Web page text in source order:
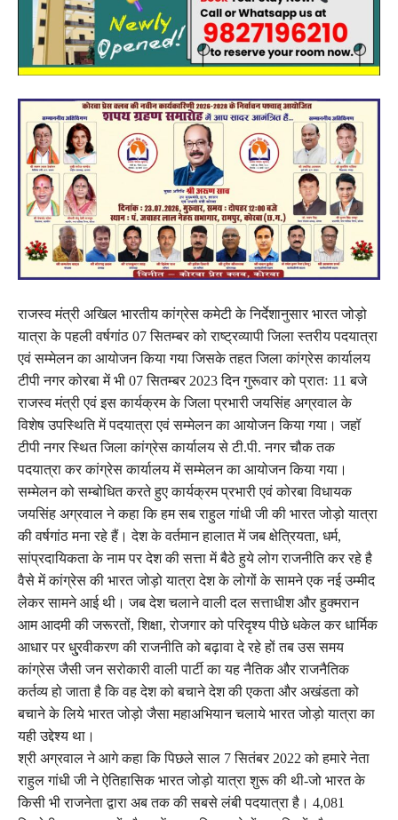
राजस्व मंत्री अखिल भारतीय कांग्रेस कमेटी के निर्देशानुसार भारत जोड़ो
यात्रा के पहली वर्षगांठ 07 सितम्बर को राष्ट्रव्यापी जिला स्तरीय पदयात्रा
एवं सम्मेलन का आयोजन किया गया जिसके तहत जिला कांग्रेस कार्यालय
टीपी नगर कोरबा में भी 07 सितम्बर 2023 दिन गुरूवार को प्रातः 11 बजे
राजस्व मंत्री एवं इस कार्यक्रम के जिला प्रभारी जयसिंह अग्रवाल के
विशेष उपस्थिति में पदयात्रा एवं सम्मेलन का आयोजन किया गया। जहॉ
टीपी नगर स्थित जिला कांग्रेस कार्यालय से टी.पी. नगर चौक तक
पदयात्रा कर कांग्रेस कार्यालय में सम्मेलन का आयोजन किया गया।
सम्मेलन को सम्बोधित करते हुए कार्यक्रम प्रभारी एवं कोरबा विधायक
जयसिंह अग्रवाल ने कहा कि हम सब राहुल गांधी जी की भारत जोड़ो यात्रा
की वर्षगांठ मना रहे हैं। देश के वर्तमान हालात में जब क्षेत्रियता, धर्म,
सांप्रदायिकता के नाम पर देश की सत्ता में बैठे हुये लोग राजनीति कर रहे है
वैसे में कांग्रेस की भारत जोड़ो यात्रा देश के लोगों के सामने एक नई उम्मीद
लेकर सामने आई थी। जब देश चलाने वाली दल सत्ताधीश और हुक्मरान
आम आदमी की जरूरतों, शिक्षा, रोजगार को परिदृश्य पीछे धकेल कर धार्मिक
आधार पर धु्रवीकरण की राजनीति को बढ़ावा दे रहे हों तब उस समय
कांग्रेस जैसी जन सरोकारी वाली पार्टी का यह नैतिक और राजनैतिक
कर्तव्य हो जाता है कि वह देश को बचाने देश की एकता और अखंडता को
बचाने के लिये भारत जोड़ो जैसा महाअभियान चलाये भारत जोड़ो यात्रा का
यही उद्देश्य था।
श्री अग्रवाल ने आगे कहा कि पिछले साल 7 सितंबर 2022 को हमारे नेता
राहुल गांधी जी ने ऐतिहासिक भारत जोड़ो यात्रा शुरू की थी-जो भारत के
किसी भी राजनेता द्वारा अब तक की सबसे लंबी पदयात्रा है। 4,081